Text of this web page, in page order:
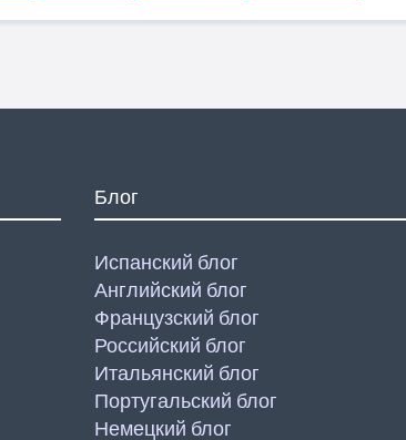
Блог
Испанский блог
Английский блог
Французский блог
Российский блог
Итальянский блог
Португальский блог
Немецкий блог